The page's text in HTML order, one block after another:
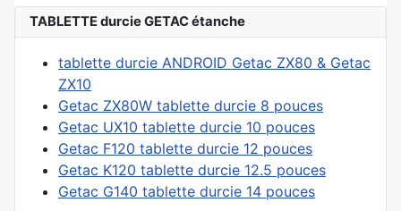
TABLETTE durcie GETAC étanche
tablette durcie ANDROID Getac ZX80 & Getac
ZX10
Getac ZX80W tablette durcie 8 pouces
Getac UX10 tablette durcie 10 pouces
Getac F120 tablette durcie 12 pouces
Getac K120 tablette durcie 12.5 pouces
Getac G140 tablette durcie 14 pouces